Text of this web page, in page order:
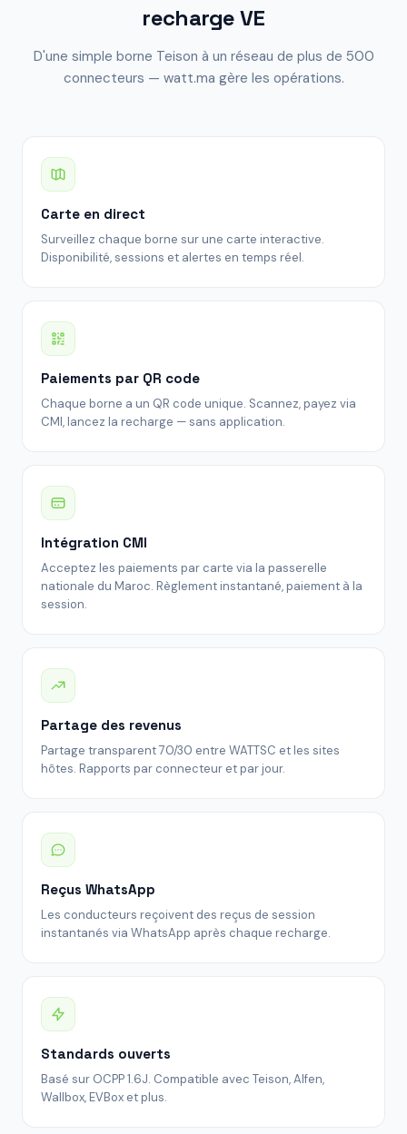
recharge VE
D'une simple borne Teison à un réseau de plus de 500
connecteurs — watt.ma gère les opérations.
Carte en direct
Surveillez chaque borne sur une carte interactive.
Disponibilité, sessions et alertes en temps réel.
Paiements par QR code
Chaque borne a un QR code unique. Scannez, payez via
CMI, lancez la recharge — sans application.
Intégration CMI
Acceptez les paiements par carte via la passerelle
nationale du Maroc. Règlement instantané, paiement à la
session.
Partage des revenus
Partage transparent 70/30 entre WATTSC et les sites
hôtes. Rapports par connecteur et par jour.
Reçus WhatsApp
Les conducteurs reçoivent des reçus de session
instantanés via WhatsApp après chaque recharge.
Standards ouverts
Basé sur OCPP 1.6J. Compatible avec Teison, Alfen,
Wallbox, EVBox et plus.